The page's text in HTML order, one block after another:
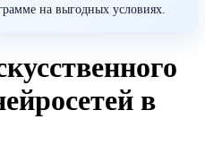
на выгодных условиях.
в